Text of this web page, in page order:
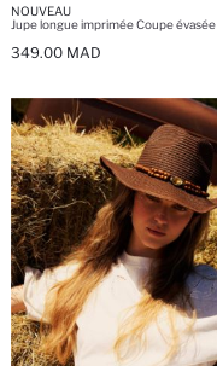
NOUVEAU
Jupe longue imprimée Coupe évasée
349.00 MAD